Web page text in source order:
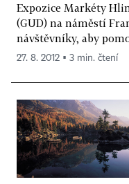
Expozice Markéty
(GUD) na náměstí
návštěvníky, aby
27. 8. 2012 ▪ 3 min. čtení